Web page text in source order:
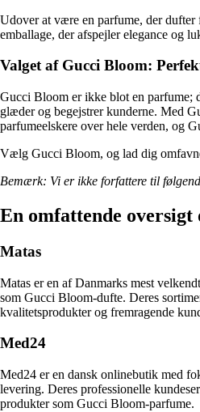
Udover at være en parfume, der dufter
emballage, der afspejler elegance og
Valget af Gucci Bloom:
Gucci Bloom er ikke blot en parfume;
glæder og begejstrer kunderne. Med
parfumeelskere over hele verden, og
Vælg Gucci Bloom, og lad dig
Bemærk: Vi er ikke forfattere til
En omfattende
Matas
Matas er en af Danmarks mest
som Gucci Bloom-dufte. Deres
kvalitetsprodukter og fremragende
Med24
Med24 er en dansk onlinebutik med
levering. Deres professionelle
produkter som Gucci Bloom-parfume.